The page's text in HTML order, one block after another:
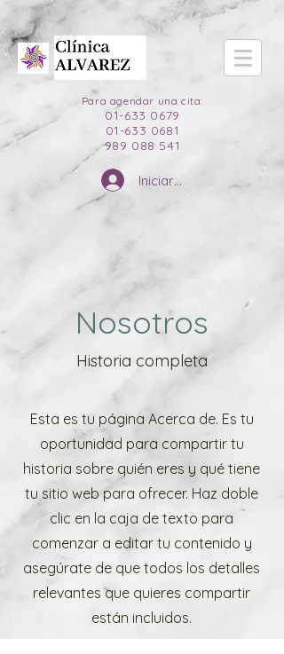
Para agendar una cita:
01-633 0679
01-633 0681
989 088 541
Iniciar sesión
Nosotros
Historia completa
Esta es tu página Acerca de. Es tu
oportunidad para compartir tu
historia sobre quién eres y qué tiene
tu sitio web para ofrecer. Haz doble
clic en la caja de texto para
comenzar a editar tu contenido y
asegúrate de que todos los detalles
relevantes que quieres compartir
están incluidos.